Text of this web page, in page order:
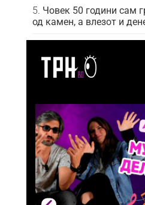
Човек 50 години сам
од камен, а влезот и